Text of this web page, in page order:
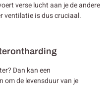
verse lucht aan je de andere
ventilatie is dus cruciaal.
Dan kan een
de levensduur van je